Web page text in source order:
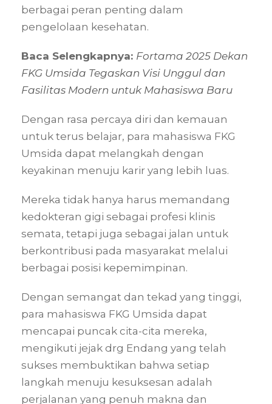
berbagai peran penting dalam
pengelolaan kesehatan.
Baca Selengkapnya: Fortama 2025 Dekan
FKG Umsida Tegaskan Visi Unggul dan
Fasilitas Modern untuk Mahasiswa Baru
Dengan rasa percaya diri dan kemauan
untuk terus belajar, para mahasiswa FKG
Umsida dapat melangkah dengan
keyakinan menuju karir yang lebih luas.
Mereka tidak hanya harus memandang
kedokteran gigi sebagai profesi klinis
semata, tetapi juga sebagai jalan untuk
berkontribusi pada masyarakat melalui
berbagai posisi kepemimpinan.
Dengan semangat dan tekad yang tinggi,
para mahasiswa FKG Umsida dapat
mencapai puncak cita-cita mereka,
mengikuti jejak drg Endang yang telah
sukses membuktikan bahwa setiap
langkah menuju kesuksesan adalah
perjalanan yang penuh makna dan